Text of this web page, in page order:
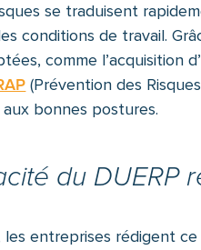
se traduisent
conditions de travail.
comme l’acquisition
(Prévention des
bonnes postures.
du
les entreprises rédigent